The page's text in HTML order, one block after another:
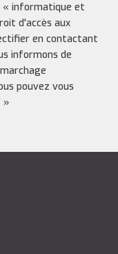
« informatique et
d'accès aux
en contactant
informons de
pouvez vous
»